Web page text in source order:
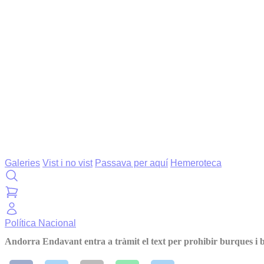
Galeries Vist i no vist Passava per aquí Hemeroteca
Política Nacional
Andorra Endavant entra a tràmit el text per prohibir burques i